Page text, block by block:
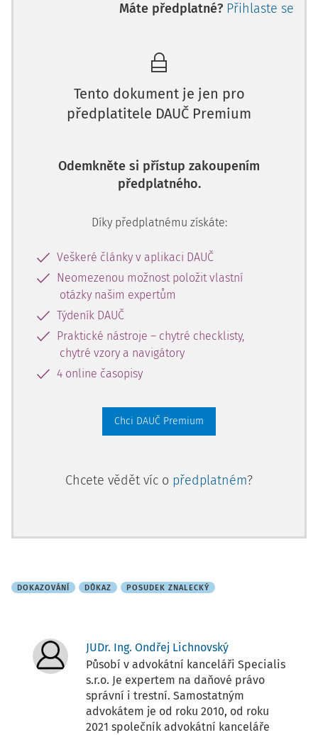
Máte předplatné? Přihlaste se
Tento dokument je jen pro
předplatitele DAUČ Premium
Odemkněte si přístup zakoupením
předplatného.
Díky předplatnému získáte:
Veškeré články v aplikaci DAUČ
Neomezenou možnost položit vlastní
otázky našim expertům
Týdeník DAUČ
Praktické nástroje – chytré checklisty,
chytré vzory a navigátory
4 online časopisy
Chci DAUČ Premium
Chcete vědět víc o předplatném?
DOKAZOVÁNÍ DŮKAZ POSUDEK ZNALECKÝ
JUDr. Ing. Ondřej Lichnovský
Působí v advokátní kanceláři Specialis
s.r.o. Je expertem na daňové právo
správní i trestní. Samostatným
advokátem je od roku 2010, od roku
2021 společník advokátní kanceláře